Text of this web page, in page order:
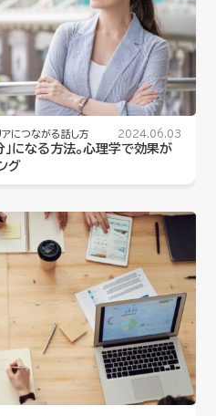
アにつながる話し方 2024.06.03
になる方法。心理学で効果が
グ